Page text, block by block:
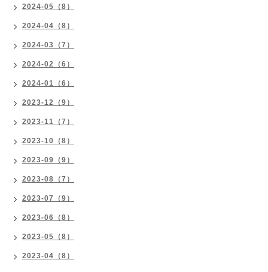
2024-05（8）
2024-04（8）
2024-03（7）
2024-02（6）
2024-01（6）
2023-12（9）
2023-11（7）
2023-10（8）
2023-09（9）
2023-08（7）
2023-07（9）
2023-06（8）
2023-05（8）
2023-04（8）